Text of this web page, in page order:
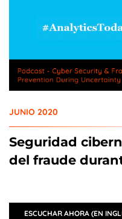
JUNIO 2020
Seguridad
del fraude
ESCUCHAR AHORA (EN